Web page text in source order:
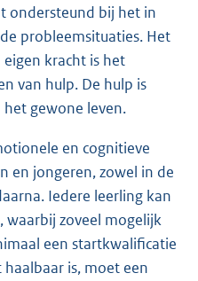
ondersteund bij het in
probleemsituaties. Het
kracht is het
van hulp. De hulp is
gewone leven.
en cognitieve
en jongeren, zowel in de
Iedere leerling kan
zoveel mogelijk
een startkwalificatie
is, moet een